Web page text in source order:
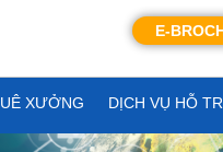
E-
XƯỞNG DỊCH VỤ HỖ